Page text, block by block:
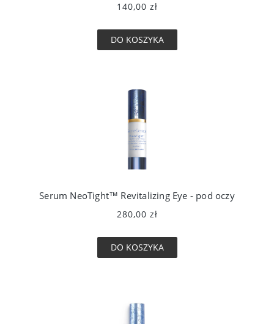
140,00 zł
DO KOSZYKA
Serum NeoTight™ Revitalizing Eye - pod oczy
280,00 zł
DO KOSZYKA